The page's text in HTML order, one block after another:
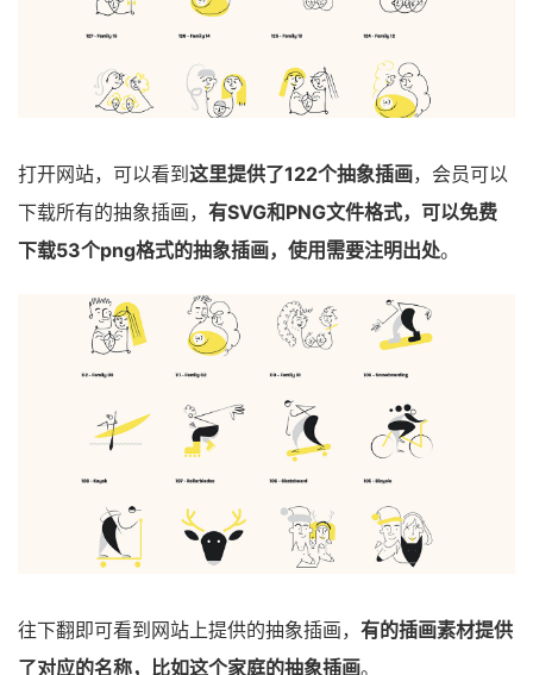
打开网站，可以看到 这里提供了122个抽象插画，会员可以
下载所有的抽象插画， 有SVG和PNG文件格式，可以免费
下载53个png格式的抽象插画，使用需要注明出处。
往下翻即可看到网站上提供的抽象插画， 有的插画素材提供
了对应的名称，比如这个家庭的抽象插画。